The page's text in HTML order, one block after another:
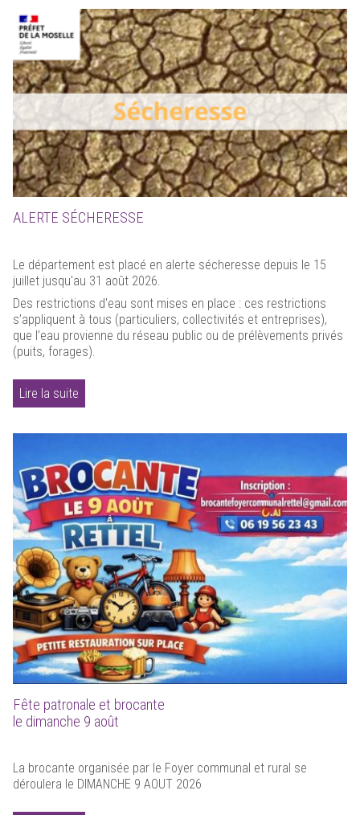
ALERTE SÉCHERESSE
Le département est placé en alerte sécheresse depuis le 15
juillet jusqu'au 31 août 2026.
Des restrictions d'eau sont mises en place : ces restrictions
s’appliquent à tous (particuliers, collectivités et entreprises),
que l’eau provienne du réseau public ou de prélèvements privés
(puits, forages).
Lire la suite
Fête patronale et brocante
le dimanche 9 août
La brocante organisée par le Foyer communal et rural se
déroulera le DIMANCHE 9 AOUT 2026